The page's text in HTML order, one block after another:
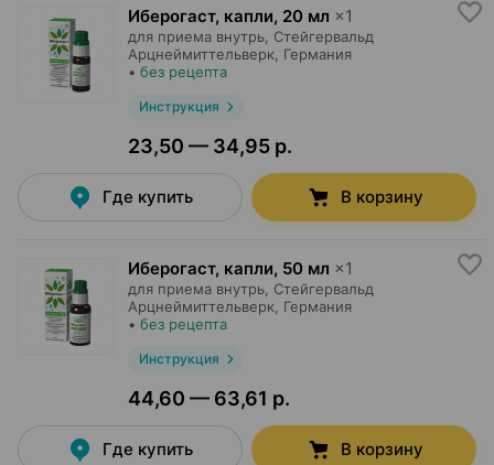
Иберогаст, капли, 20 мл ×1
для приема внутрь, Стейгервальд
Арцнеймиттельверк , Германия
• без рецепта
Инструкция
23,50 — 34,95 р.
Где купить В корзину
Иберогаст, капли, 50 мл ×1
для приема внутрь, Стейгервальд
Арцнеймиттельверк , Германия
• без рецепта
Инструкция
44,60 — 63,61 р.
Где купить В корзину